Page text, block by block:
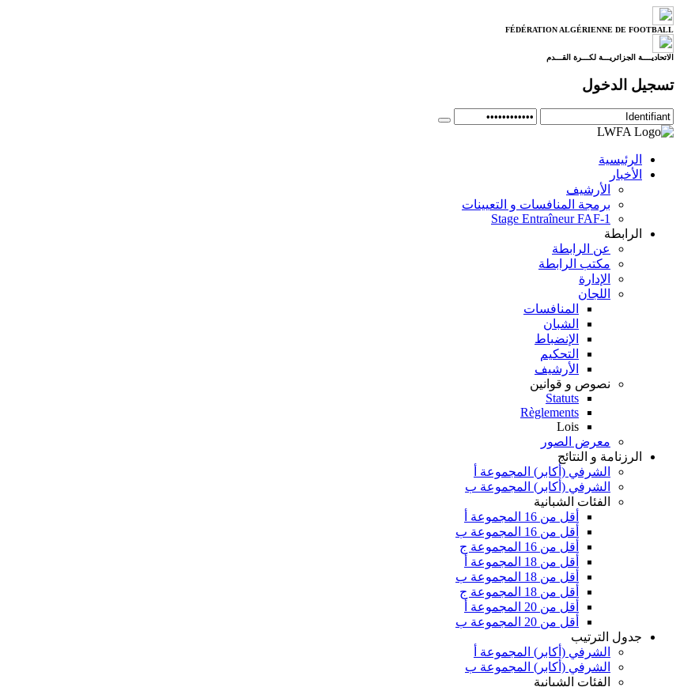
FÉDÉRATION ALGÉRIENNE DE FOOTBALL
الاتحاديــــة الجزائريـــة لكـــرة القـــدم
تسجيل الدخول
الرئيسية
الأخبار
الأرشيف
برمجة المنافسات و التعيينات
Stage Entraîneur FAF-1
الرابطة
عن الرابطة
مكتب الرابطة
الإدارة
اللجان
المنافسات
الشبان
الإنضباط
التحكيم
الأرشيف
نصوص و قوانين
Statuts
Règlements
Lois
معرض الصور
الرزنامة و النتائج
الشرفي (أكابر) المجموعة أ
الشرفي (أكابر) المجموعة ب
الفئات الشبانية
أقل من 16 المجموعة أ
أقل من 16 المجموعة ب
أقل من 16 المجموعة ج
أقل من 18 المجموعة أ
أقل من 18 المجموعة ب
أقل من 18 المجموعة ج
أقل من 20 المجموعة أ
أقل من 20 المجموعة ب
جدول الترتيب
الشرفي (أكابر) المجموعة أ
الشرفي (أكابر) المجموعة ب
الفئات الشبانية